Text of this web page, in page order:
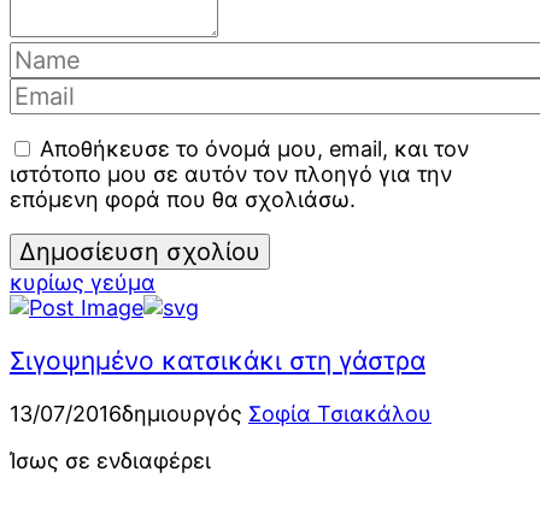
Αποθήκευσε το όνομά μου, email, και τον
ιστότοπο μου σε αυτόν τον πλοηγό για την
επόμενη φορά που θα σχολιάσω.
κυρίως γεύμα
Σιγοψημένο κατσικάκι στη γάστρα
13/07/2016δημιουργός Σοφία Τσιακάλου
Ίσως σε ενδιαφέρει